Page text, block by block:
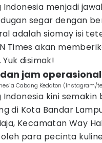
Indonesia menjadi
segar dengan
adalah siomay isi
Times akan
Yuk disimak!
dan jam operasional
Cabang Kedaton (Instagram/
Indonesia kini
di Kota Bandar
Kecamatan Way
para pecinta